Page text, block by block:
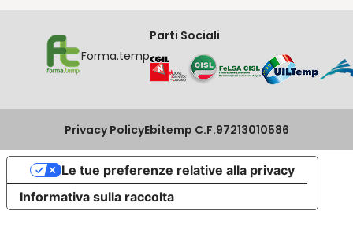
Forma.temp
Parti Sociali
Privacy PolicyEbitemp C.F.97213010586
Informativa sulla raccolta
Le tue preferenze relative alla privacy